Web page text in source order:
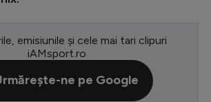
A
emisiunile și cele mai tari clipuri
iAMsport.ro
ne pe Google